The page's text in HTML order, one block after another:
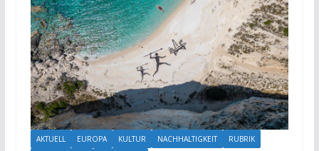
AKTUELL EUROPA KULTUR NACHHALTIGKEIT
RUBRIK